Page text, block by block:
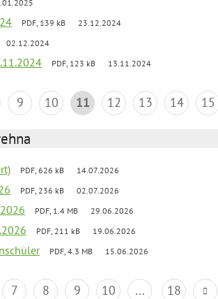
PDF, 139 kB 23.12.2024
02.12.2024
PDF, 123 kB 13.11.2024
9 10 11 12 13 14 15
PDF, 626 kB 14.07.2026
PDF, 236 kB 02.07.2026
PDF, 1.4 MB 29.06.2026
PDF, 211 kB 19.06.2026
PDF, 4.3 MB 15.06.2026
7 8 9 10 ... 18